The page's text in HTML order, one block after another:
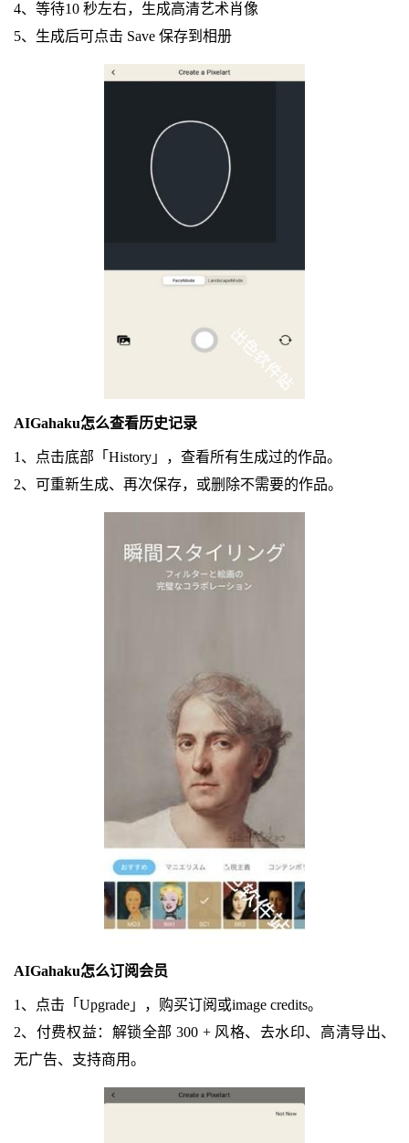
4、等待10 秒左右，生成高清艺术肖像
5、生成后可点击 Save 保存到相册
AIGahaku怎么查看历史记录
1、点击底部「History」，查看所有生成过的作品。
2、可重新生成、再次保存，或删除不需要的作品。
AIGahaku怎么订阅会员
1、点击「Upgrade」，购买订阅或image credits。
2、付费权益：解锁全部 300 + 风格、去水印、高清导出、
无广告、支持商用。